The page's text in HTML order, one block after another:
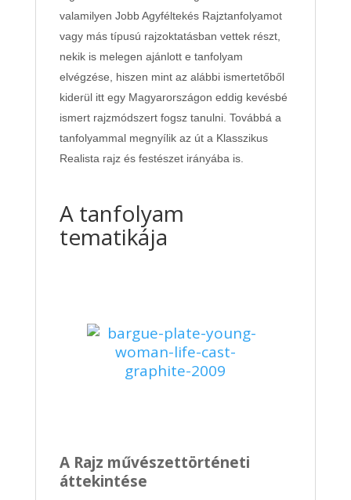
valamilyen Jobb Agyféltekés Rajztanfolyamot
vagy más típusú rajzoktatásban vettek részt,
nekik is melegen ajánlott e tanfolyam
elvégzése, hiszen mint az alábbi ismertetőből
kiderül itt egy Magyarországon eddig kevésbé
ismert rajzmódszert fogsz tanulni. Továbbá a
tanfolyammal megnyílik az út a Klasszikus
Realista rajz és festészet irányába is.
A tanfolyam
tematikája
A Rajz művészettörténeti
áttekintése